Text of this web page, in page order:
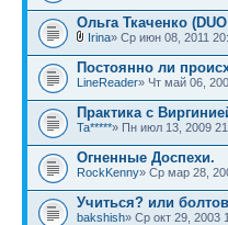
Ольга Ткаченко
Irina» Ср июн 08, 2011
Постоянно ли
LineReader» Чт май 06,
Практика с
Ta*****» Пн июл 13, 2009
Огненные Доспехи.
RockKenny» Ср мар 28,
Учиться? или
bakshish» Ср окт 29, 2003